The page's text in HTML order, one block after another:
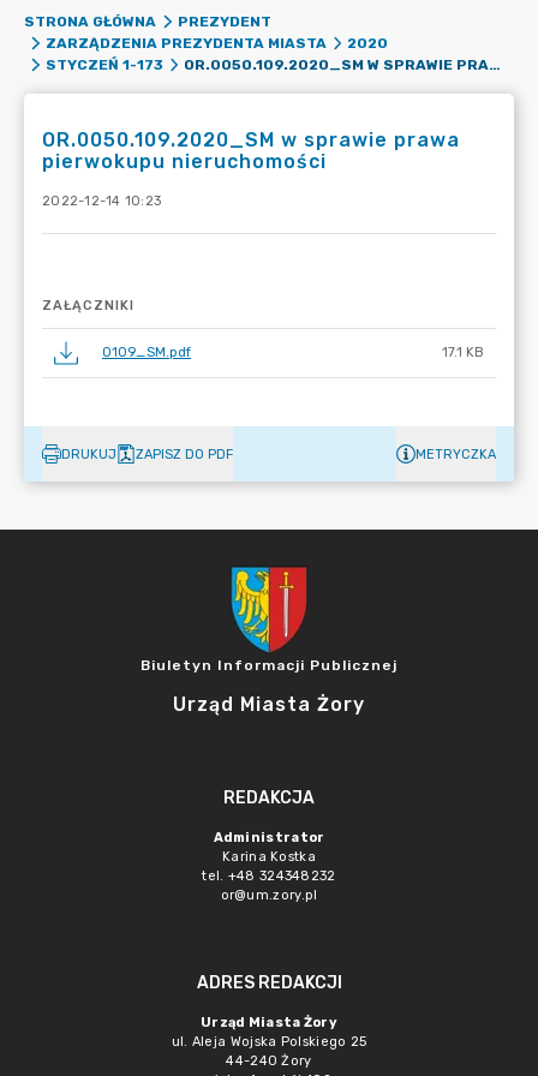
STRONA GŁÓWNA
PREZYDENT
ZARZĄDZENIA PREZYDENTA MIASTA
2020
STYCZEŃ 1-173
OR.0050.109.2020_SM W SPRAWIE PRAWA PIERWOKUPU NIERUCHOMOŚCI
OR.0050.109.2020_SM w sprawie prawa
pierwokupu nieruchomości
2022-12-14 10:23
ZAŁĄCZNIKI
0109_SM.pdf 17.1 KB
DRUKUJ ZAPISZ DO PDF METRYCZKA
Biuletyn Informacji Publicznej
Urząd Miasta Żory
REDAKCJA
Administrator
Karina Kostka
tel. +48 324348232
or@um.zory.pl
ADRES REDAKCJI
Urząd Miasta Żory
ul. Aleja Wojska Polskiego 25
44-240 Żory